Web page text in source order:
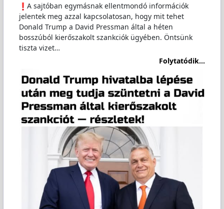
A sajtóban egymásnak ellentmondó információk
jelentek meg azzal kapcsolatosan, hogy mit tehet
Donald Trump a David Pressman által a héten
bosszúból kierőszakolt szankciók ügyében. Öntsünk
tiszta vizet…
Folytatódik...